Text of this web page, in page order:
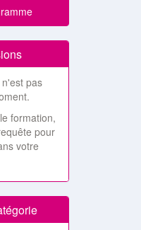
pas
formation,
pour
votre